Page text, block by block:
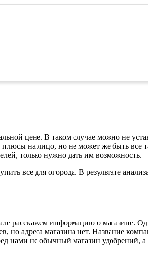
цене. В таком случае можно не
на лицо, но не может же быть все
только нужно дать им возможность.
все для огорода. В результате
расскажем информацию о магазине.
но адреса магазина нет. Название
нами не обычный магазин